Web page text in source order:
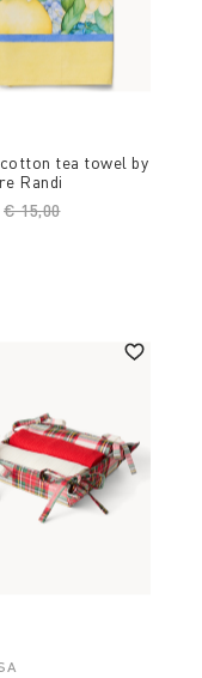
tea towel by
Randi
Price reduced from
€ 15,00to